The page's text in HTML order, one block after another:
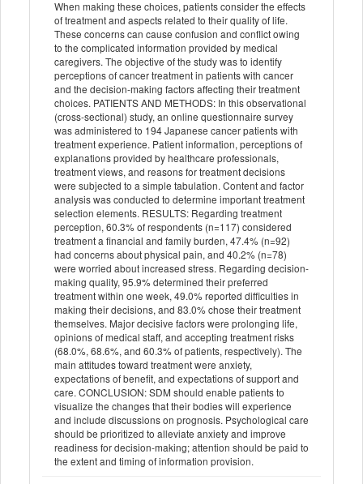
When making these choices, patients consider the effects
of treatment and aspects related to their quality of life.
These concerns can cause confusion and conflict owing
to the complicated information provided by medical
caregivers. The objective of the study was to identify
perceptions of cancer treatment in patients with cancer
and the decision-making factors affecting their treatment
choices. PATIENTS AND METHODS: In this observational
(cross-sectional) study, an online questionnaire survey
was administered to 194 Japanese cancer patients with
treatment experience. Patient information, perceptions of
explanations provided by healthcare professionals,
treatment views, and reasons for treatment decisions
were subjected to a simple tabulation. Content and factor
analysis was conducted to determine important treatment
selection elements. RESULTS: Regarding treatment
perception, 60.3% of respondents (n=117) considered
treatment a financial and family burden, 47.4% (n=92)
had concerns about physical pain, and 40.2% (n=78)
were worried about increased stress. Regarding decision-
making quality, 95.9% determined their preferred
treatment within one week, 49.0% reported difficulties in
making their decisions, and 83.0% chose their treatment
themselves. Major decisive factors were prolonging life,
opinions of medical staff, and accepting treatment risks
(68.0%, 68.6%, and 60.3% of patients, respectively). The
main attitudes toward treatment were anxiety,
expectations of benefit, and expectations of support and
care. CONCLUSION: SDM should enable patients to
visualize the changes that their bodies will experience
and include discussions on prognosis. Psychological care
should be prioritized to alleviate anxiety and improve
readiness for decision-making; attention should be paid to
the extent and timing of information provision.